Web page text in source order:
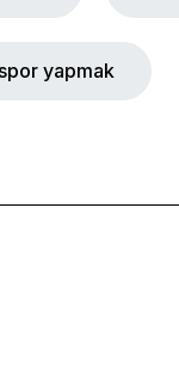
spor yapmak